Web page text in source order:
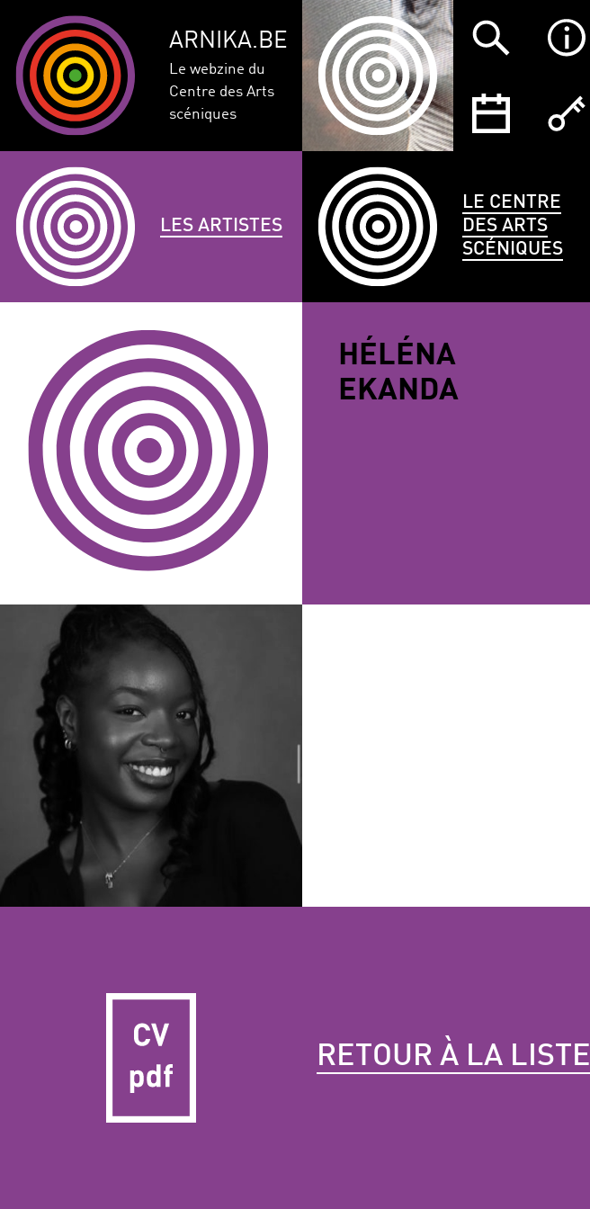
ARNIKA.BE
Le webzine du
Centre des Arts
scéniques
LES ARTISTES
LE CENTRE
DES ARTS
SCÉNIQUES
DISCIPLINE
COMPÉTENCE
CORPULENCE
ANNÉE DE
NAISSANCE
HÉLÉNA
EKANDA
RETOUR À LA LISTE